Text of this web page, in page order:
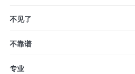
不见了
不靠谱
专业